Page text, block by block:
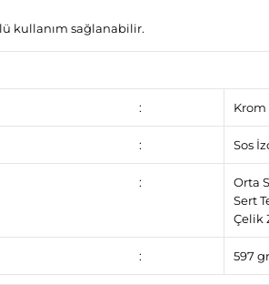
kullanım sağlanabilir.
: Krom
: Sos
:
Orta
Sert
Çelik
: 597 gr